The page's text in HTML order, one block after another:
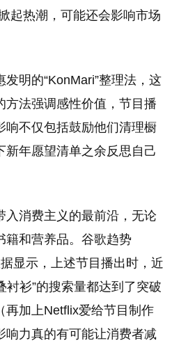
起热潮，可能还会影响市场
明的“KonMari”整理法，这
方法强调感性价值，节目播
响不仅包括鼓励他们清理橱
新年愿望清单之余反思自己
入消费主义的最前沿，无论
籍和营养品。谷歌趋势
显示，上述节目播出时，近
衬衫”的搜索量都达到了突破
再加上Netflix爱给节目制作
响力真的有可能让消费者减